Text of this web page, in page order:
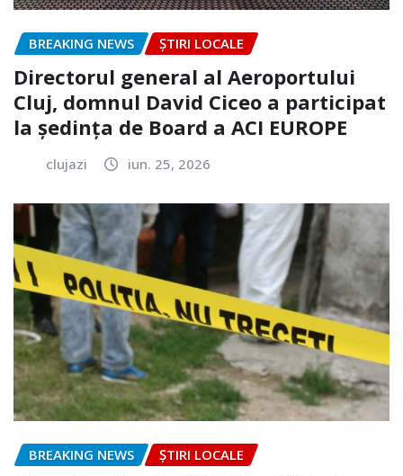
BREAKING NEWS ȘTIRI LOCALE
Directorul general al Aeroportului
Cluj, domnul David Ciceo a participat
la ședința de Board a ACI EUROPE
clujazi iun. 25, 2026
BREAKING NEWS ȘTIRI LOCALE